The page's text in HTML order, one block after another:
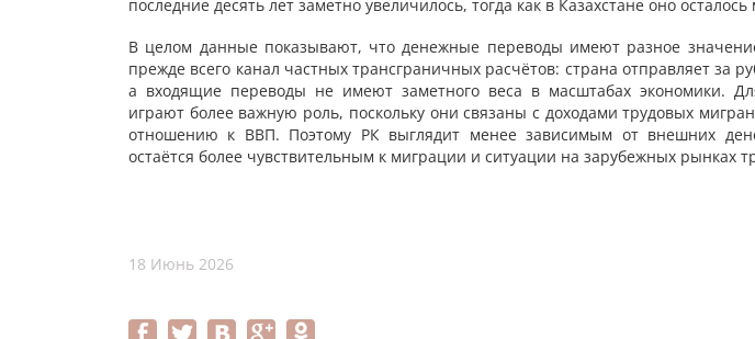
последние десять лет заметно увеличилось, тогда как в Казахстане оно
В целом данные показывают, что денежные переводы имеют разное
прежде всего канал частных трансграничных расчётов: страна отправляет за
а входящие переводы не имеют заметного веса в масштабах экономики.
играют более важную роль, поскольку они связаны с доходами трудовых
отношению к ВВП. Поэтому РК выглядит менее зависимым от внешних
остаётся более чувствительным к миграции и ситуации на зарубежных рынках
18 Июнь 2026